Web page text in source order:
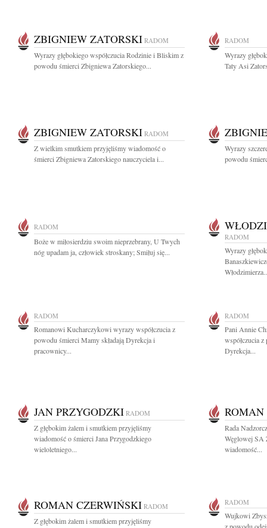
ZBIGNIEW ZATORSKI RADOM
Wyrazy głębokiego współczucia Rodzinie i Bliskim z
powodu śmierci Zbigniewa Zatorskiego...
RADOM
Wyrazy
Taty Asi
ZBIGNIEW ZATORSKI RADOM
Z wielkim smutkiem przyjęliśmy wiadomość o
śmierci Zbigniewa Zatorskiego nauczyciela i...
Wyrazy
powodu
RADOM
Boże w miłosierdziu swoim nieprzebrany, U Twych
nóg upadam ja, człowiek stroskany; Smiłuj się...
RADOM
Wyrazy
RADOM
Romanowi Kucharczykowi wyrazy współczucia z
powodu śmierci Mamy składają Dyrekcja i
pracownicy...
RADOM
Pani Annie
współczucia
Dyrekcja...
JAN PRZYGODZKI RADOM
Z głębokim żalem i smutkiem przyjęliśmy
wiadomość o śmierci Jana Przygodzkiego
wieloletniego...
ROMAN
Rada
Węglowej SA
wiadomość...
ROMAN CZERWIŃSKI RADOM
Z głębokim żalem i smutkiem przyjęliśmy
RADOM
Wujkowi